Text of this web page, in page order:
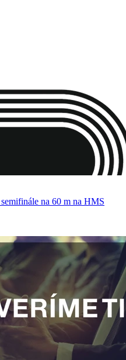
na 60 m na HMS